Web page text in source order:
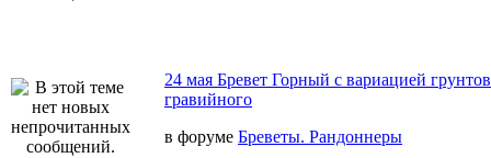
24 мая Бревет Горный с вариацией
гравийного
в форуме Бреветы. Рандоннеры